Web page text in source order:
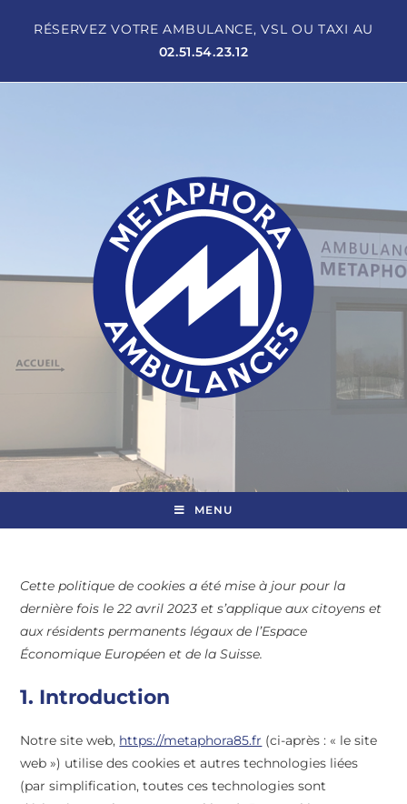
RÉSERVEZ VOTRE AMBULANCE, VSL OU TAXI AU
02.51.54.23.12
MENU
Cette politique de cookies a été mise à jour pour la
dernière fois le 22 avril 2023 et s’applique aux citoyens et
aux résidents permanents légaux de l’Espace
Économique Européen et de la Suisse.
1. Introduction
Notre site web, https://metaphora85.fr (ci-après : « le site
web ») utilise des cookies et autres technologies liées
(par simplification, toutes ces technologies sont